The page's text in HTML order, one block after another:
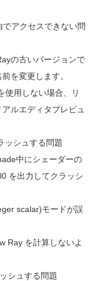
アクセスできない問
の古いバージョンで
を変更します。
使用しない場合、リ
ルエディタプレビュ
ッシュする問題
中にシェーダーの
を出力してクラッシ
scalar)モードが誤
Ray を計算しないよ
シュする問題